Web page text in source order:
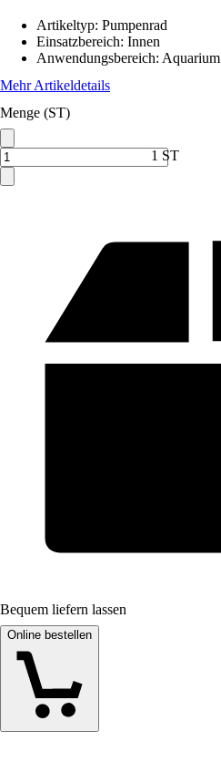
Artikeltyp: Pumpenrad
Einsatzbereich: Innen
Anwendungsbereich: Aquarium
Mehr Artikeldetails
Menge (ST)
1 ST
Bequem liefern lassen
Online bestellen